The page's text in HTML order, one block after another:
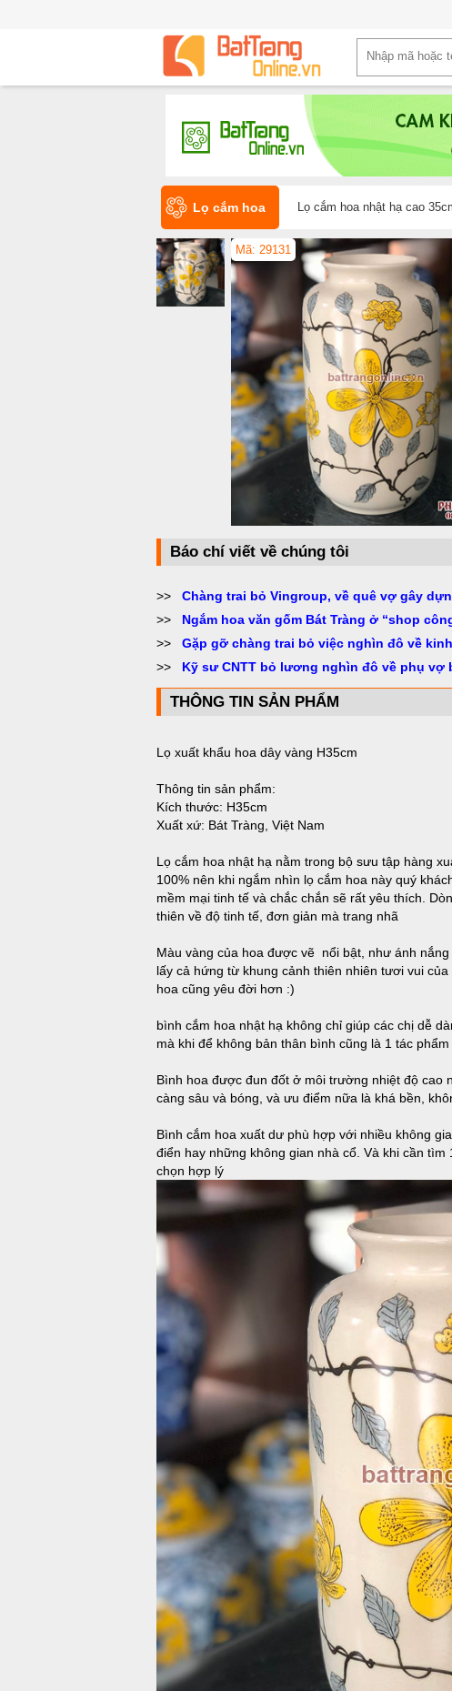
Lọ cắm hoa Lọ cắm hoa nhật hạ cao
Mã: 29131
Báo chí viết về chúng tôi
>> Chàng trai bỏ Vingroup, về quê vợ gây
>> Ngắm hoa văn gốm Bát Tràng ở “shop
>> Gặp gỡ chàng trai bỏ việc nghìn đô về
>> Kỹ sư CNTT bỏ lương nghìn đô về phụ vợ
THÔNG TIN SẢN PHẨM
Lọ xuất khẩu hoa dây vàng H35cm
Thông tin sản phẩm:
Kích thước: H35cm
Xuất xứ: Bát Tràng, Việt Nam
Lọ cắm hoa nhật hạ nằm trong bộ sưu tập hàng
100% nên khi ngắm nhìn lọ cắm hoa này quý
mềm mại tinh tế và chắc chắn sẽ rất yêu thích.
thiên về độ tinh tế, đơn giản mà trang nhã
Màu vàng của hoa được vẽ nổi bật, như ánh
lấy cả hứng từ khung cảnh thiên nhiên tươi vui
hoa cũng yêu đời hơn :)
bình cắm hoa nhật hạ không chỉ giúp các chị dễ
mà khi để không bản thân bình cũng là 1 tác phẩm
Bình hoa được đun đốt ở môi trường nhiệt độ cao
càng sâu và bóng, và ưu điểm nữa là khá bền,
Bình cắm hoa xuất dư phù hợp với nhiều không
điển hay những không gian nhà cổ. Và khi cần
chọn hợp lý